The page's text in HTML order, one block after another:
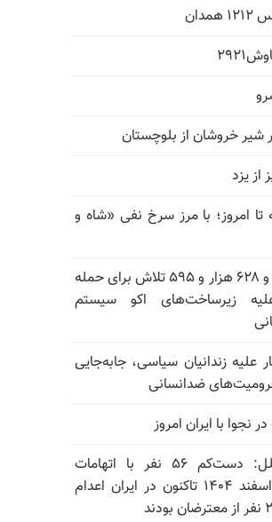
شیر خروشان از بلوچستان
از یزد
تا امروز؛ با مرز سرخ نفی «شاه و
۱۴ میلیون و ۶۲۸ هزار و ۵۹۵ تلاش برای حمله
زیرساخت‌های اکو سیستم
علیه زندانیان سیاسی، جابه‌جایی
ضدانسانی
نجوا با ایران امروز
سازمان ملل: دست‌کم ۵۶ نفر با اتهامات
امنیتی از اسفند ۱۴۰۴ تاکنون در ایران اعدام